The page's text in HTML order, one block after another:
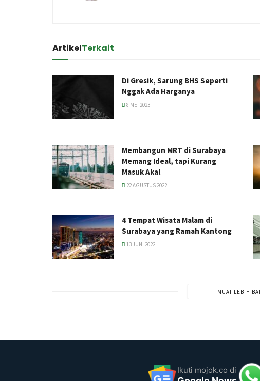
ArtikelTerkait
Di Gresik, Sarung BHS Seperti
Nggak Ada Harganya
8 MEI 2023
Membangun MRT di Surabaya
Memang Ideal, tapi Kurang
Masuk Akal
22 AGUSTUS 2022
4 Tempat Wisata Malam di
Surabaya yang Ramah Kantong
13 JUNI 2022
MUAT LEBIH
Ikuti mojok.co di